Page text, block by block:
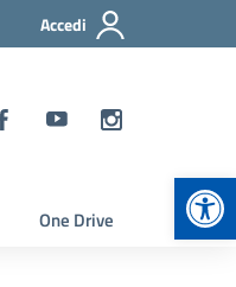
Accedi
One Drive